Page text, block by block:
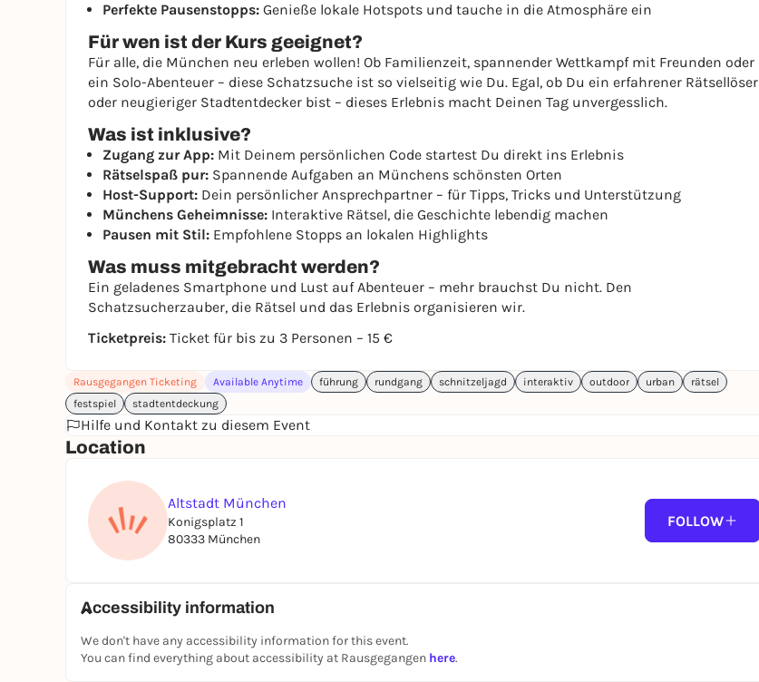
Perfekte Pausenstopps: Genieße lokale Hotspots und tauche in die Atmosphäre ein
Für wen ist der Kurs geeignet?
Für alle, die München neu erleben wollen! Ob Familienzeit, spannender Wettkampf mit Freunden oder
ein Solo-Abenteuer – diese Schatzsuche ist so vielseitig wie Du. Egal, ob Du ein erfahrener Rätsellöser
oder neugieriger Stadtentdecker bist – dieses Erlebnis macht Deinen Tag unvergesslich.
Was ist inklusive?
Zugang zur App: Mit Deinem persönlichen Code startest Du direkt ins Erlebnis
Rätselspaß pur: Spannende Aufgaben an Münchens schönsten Orten
Host-Support: Dein persönlicher Ansprechpartner – für Tipps, Tricks und Unterstützung
Münchens Geheimnisse: Interaktive Rätsel, die Geschichte lebendig machen
Pausen mit Stil: Empfohlene Stopps an lokalen Highlights
Was muss mitgebracht werden?
Ein geladenes Smartphone und Lust auf Abenteuer – mehr brauchst Du nicht. Den
Schatzsucherzauber, die Rätsel und das Erlebnis organisieren wir.
Ticketpreis: Ticket für bis zu 3 Personen – 15 €
Rausgegangen Ticketing Available Anytime führung rundgang schnitzeljagd interaktiv outdoor urban
rätsel
festspiel
stadtentdeckung
Hilfe und Kontakt zu diesem Event
Location
Altstadt München
Konigsplatz 1
80333 München
FOLLOW
Accessibility information
We don't have any accessibility information for this event.
You can find everything about accessibility at Rausgegangen here.